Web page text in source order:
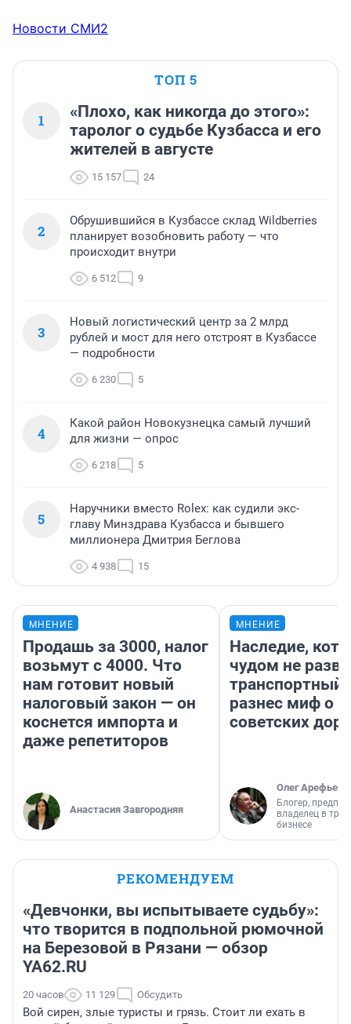
Новости СМИ2
ТОП 5
1
«Плохо, как никогда до этого»:
таролог о судьбе Кузбасса и его
жителей в августе
15 157 24
2
Обрушившийся в Кузбассе склад Wildberries
планирует возобновить работу — что
происходит внутри
6 512 9
3
Новый логистический центр за 2 млрд
рублей и мост для него отстроят в Кузбассе
— подробности
6 230 5
4
Какой район Новокузнецка самый лучший
для жизни — опрос
6 218 5
5
Наручники вместо Rolex: как судили экс-
главу Минздрава Кузбасса и бывшего
миллионера Дмитрия Беглова
4 938 15
МНЕНИЕ
Продашь за 3000, налог
возьмут с 4000. Что
нам готовит новый
налоговый закон — он
коснется импорта и
даже репетиторов
Анастасия Завгородняя
МНЕНИЕ
Наследие,
чудом не
транспортный
разнес миф о
советских
Олег Арефьев
Блогер,
владелец в
бизнесе
РЕКОМЕНДУЕМ
«Девчонки, вы испытываете судьбу»:
что творится в подпольной рюмочной
на Березовой в Рязани — обзор
YA62.RU
20 часов 11 129 Обсудить
Вой сирен, злые туристы и грязь. Стоит ли ехать в